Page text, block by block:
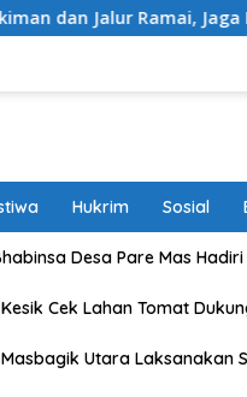
Jaga Kamtibmas
Hukrim Sosial
Desa Pare Mas
Cek Lahan Tomat
Utara Laksanakan